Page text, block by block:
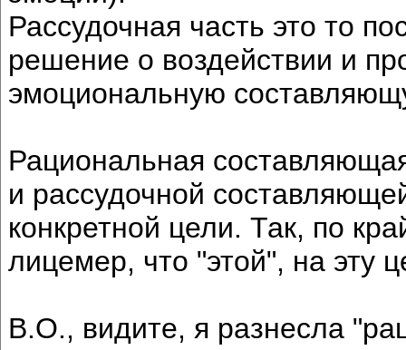
Рассудочная часть это то
решение о воздействии и
эмоциональную
Рациональная
и рассудочной
конкретной цели. Так, по
лицемер, что "этой", на эту
В.О., видите, я разнесла